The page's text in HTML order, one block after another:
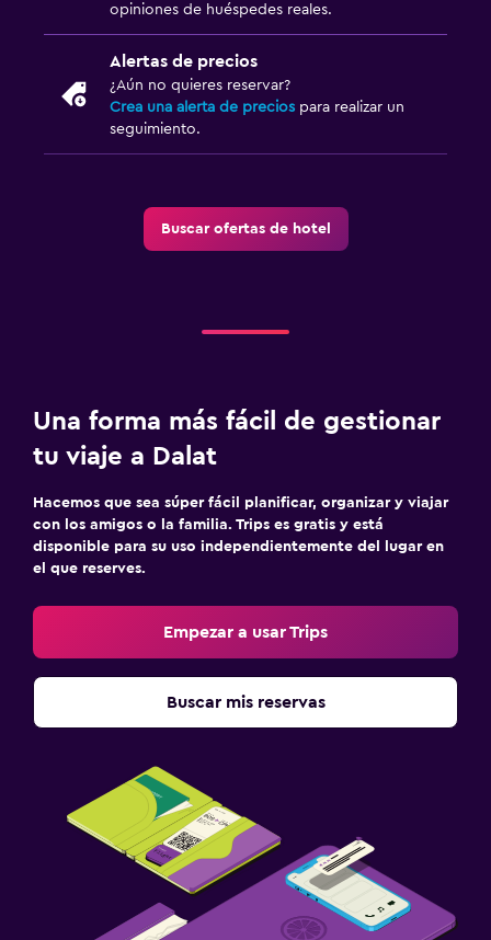
opiniones de huéspedes reales.
Alertas de precios
¿Aún no quieres reservar?
Crea una alerta de precios para realizar un
seguimiento.
Buscar ofertas de hotel
Una forma más fácil de gestionar
tu viaje a Dalat
Hacemos que sea súper fácil planificar, organizar y viajar
con los amigos o la familia. Trips es gratis y está
disponible para su uso independientemente del lugar en
el que reserves.
Empezar a usar Trips
Buscar mis reservas